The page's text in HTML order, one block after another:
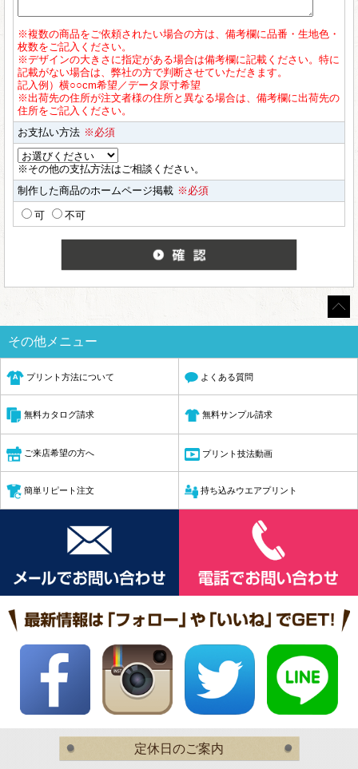
※複数の商品をご依頼されたい場合の方は、備考欄に品番・生地色・
枚数をご記入ください。
※デザインの大きさに指定がある場合は備考欄に記載ください。特に
記載がない場合は、弊社の方で判断させていただきます。
記入例）横○○cm希望／データ原寸希望
※出荷先の住所が注文者様の住所と異なる場合は、備考欄に出荷先の
住所をご記入ください。
お支払い方法 ※必須
※その他の支払方法はご相談ください。
制作した商品のホームページ掲載 ※必須
可 不可
その他メニュー
プリント方法について よくある質問
無料カタログ請求 無料サンプル請求
ご来店希望の方へ プリント技法動画
簡単リピート注文 持ち込みウエアプリント
定休日のご案内